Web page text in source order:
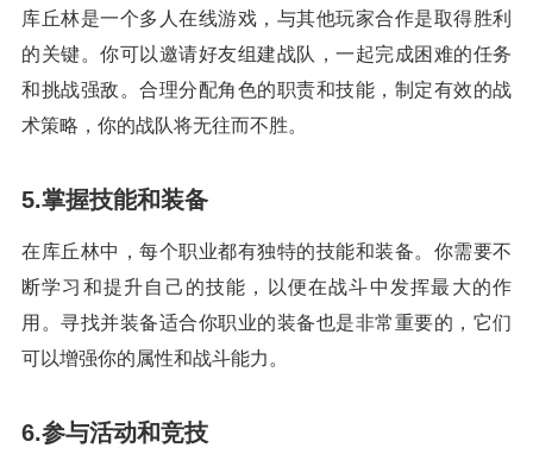
库丘林是一个多人在线游戏，与其他玩家合作是取得胜利
的关键。你可以邀请好友组建战队，一起完成困难的任务
和挑战强敌。合理分配角色的职责和技能，制定有效的战
术策略，你的战队将无往而不胜。
5.掌握技能和装备
在库丘林中，每个职业都有独特的技能和装备。你需要不
断学习和提升自己的技能，以便在战斗中发挥最大的作
用。寻找并装备适合你职业的装备也是非常重要的，它们
可以增强你的属性和战斗能力。
6.参与活动和竞技